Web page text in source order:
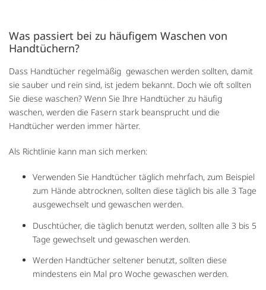
Was passiert bei zu häufigem Waschen von
Handtüchern?
Dass Handtücher regelmäßig gewaschen werden sollten, damit
sie sauber und rein sind, ist jedem bekannt. Doch wie oft sollten
Sie diese waschen? Wenn Sie Ihre Handtücher zu häufig
waschen, werden die Fasern stark beansprucht und die
Handtücher werden immer härter.
Als Richtlinie kann man sich merken:
Verwenden Sie Handtücher täglich mehrfach, zum Beispiel
zum Hände abtrocknen, sollten diese täglich bis alle 3 Tage
ausgewechselt und gewaschen werden.
Duschtücher, die täglich benutzt werden, sollten alle 3 bis 5
Tage gewechselt und gewaschen werden.
Werden Handtücher seltener benutzt, sollten diese
mindestens ein Mal pro Woche gewaschen werden.